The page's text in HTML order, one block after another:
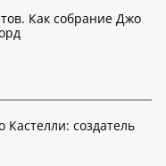
Как собрание Джо
создатель